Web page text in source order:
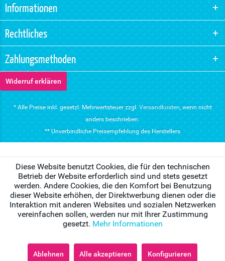
Informationen
Rechtliches
Zahlungsmethoden
Widerruf erklären
* Alle Preise inkl. gesetzl. Mehrwertsteuer zzgl. Versandkosten, wenn nicht
anders beschrieben.
** Unverbindliche Preisempfehlung des Herstellers
Diese Website benutzt Cookies, die für den technischen
Betrieb der Website erforderlich sind und stets gesetzt
werden. Andere Cookies, die den Komfort bei Benutzung
dieser Website erhöhen, der Direktwerbung dienen oder die
Interaktion mit anderen Websites und sozialen Netzwerken
vereinfachen sollen, werden nur mit Ihrer Zustimmung
gesetzt. Mehr Informationen
Ablehnen Alle akzeptieren Konfigurieren